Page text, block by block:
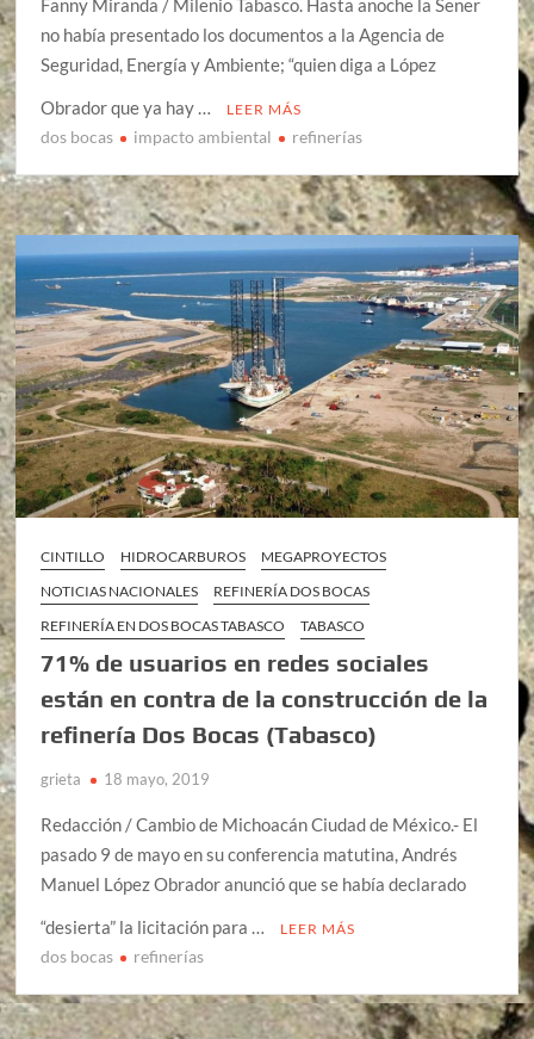
Fanny Miranda / Milenio Tabasco. Hasta anoche la Sener
no había presentado los documentos a la Agencia de
Seguridad, Energía y Ambiente; “quien diga a López
Obrador que ya hay …
LEER MÁS
dos bocas impacto ambiental refinerías
CINTILLO HIDROCARBUROS
MEGAPROYECTOS
NOTICIAS NACIONALES
REFINERÍA DOS BOCAS
REFINERÍA EN DOS BOCAS TABASCO
TABASCO
71% de usuarios en redes sociales
están en contra de la construcción de la
refinería Dos Bocas (Tabasco)
grieta 18 mayo, 2019
Redacción / Cambio de Michoacán Ciudad de México.- El
pasado 9 de mayo en su conferencia matutina, Andrés
Manuel López Obrador anunció que se había declarado
“desierta” la licitación para …
LEER MÁS
dos bocas refinerías